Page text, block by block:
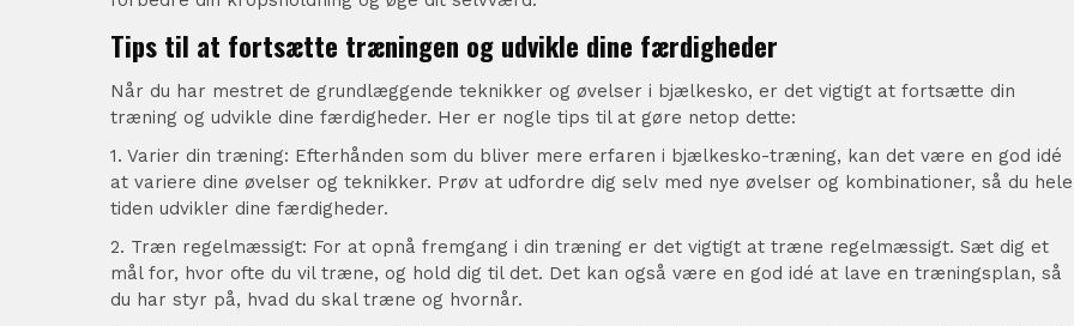
Tips til at fortsætte træningen og udvikle dine færdigheder
Når du har mestret de grundlæggende teknikker og øvelser i bjælkesko, er det vigtigt at fortsætte din
træning og udvikle dine færdigheder. Her er nogle tips til at gøre netop dette:
1. Varier din træning: Efterhånden som du bliver mere erfaren i bjælkesko-træning, kan det være en god idé
at variere dine øvelser og teknikker. Prøv at udfordre dig selv med nye øvelser og kombinationer, så du hele
tiden udvikler dine færdigheder.
2. Træn regelmæssigt: For at opnå fremgang i din træning er det vigtigt at træne regelmæssigt. Sæt dig et
mål for, hvor ofte du vil træne, og hold dig til det. Det kan også være en god idé at lave en træningsplan, så
du har styr på, hvad du skal træne og hvornår.